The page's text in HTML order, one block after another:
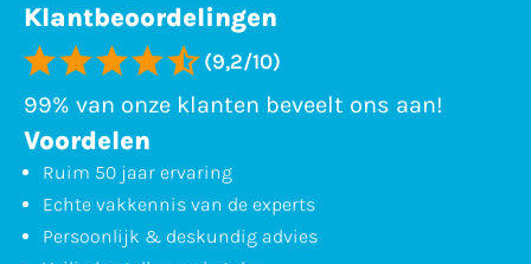
Klantbeoordelingen
(9,2/10)
99% van onze klanten beveelt ons aan!
Voordelen
Ruim 50 jaar ervaring
Echte vakkennis van de experts
Persoonlijk & deskundig advies